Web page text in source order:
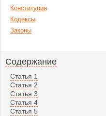
Конституция
Кодексы
Законы
Содержание
Статья 1
Статья 2
Статья 3
Статья 4
Статья 5